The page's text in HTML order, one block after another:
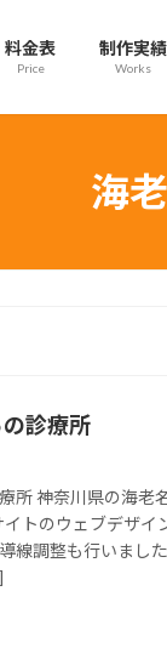
料金表
Price
制作実績
Works
海
診療所
所 神奈川県の海老
トのウェブデザイ
線調整も行いまし